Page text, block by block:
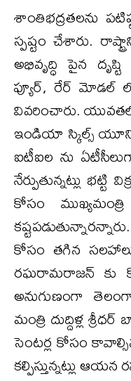
శాంతిభ‌ద్ర‌త‌లను
స్ప‌ష్టం చేశారు.
అభివృద్ధి పైన
ప్యూర్, రేర్ మోడ‌ల్ లో
వివ‌రించారు.
ఇండియా స్కిల్స్
ఐటీఐల ను
నేర్పుతున్న‌ట్లు భ‌ట్టి
కోసం
కోసం త‌గిన
ర‌ఘ‌రామ‌రాజ‌న్ కు
అనుగుణంగా
మంత్రి దుద్దిళ్ల
సెంట‌ర్ల కోసం
క‌ల్పిస్తున్న‌ట్లు